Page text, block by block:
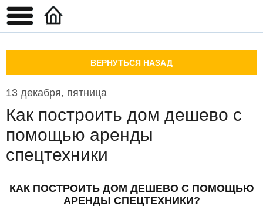
ВЕРНУТЬСЯ НАЗАД
13 декабря, пятница
Как построить дом дешево с
помощью аренды
спецтехники
КАК ПОСТРОИТЬ ДОМ ДЕШЕВО С ПОМОЩЬЮ
АРЕНДЫ СПЕЦТЕХНИКИ?